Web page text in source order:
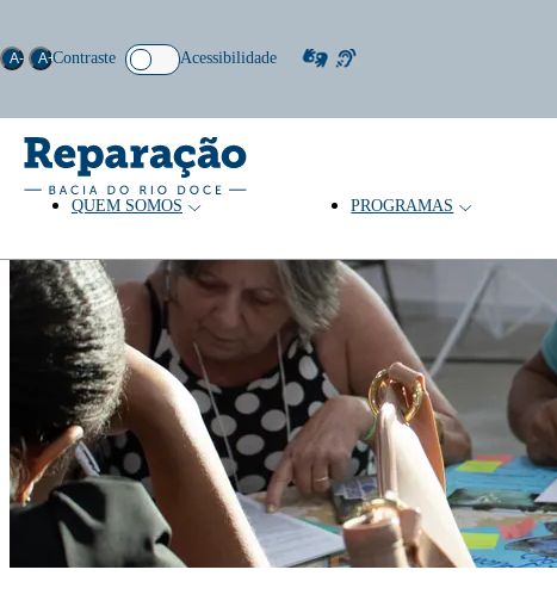
QUEM SOMOS PROGRAMAS
Acessibilidade
A- A+Contraste